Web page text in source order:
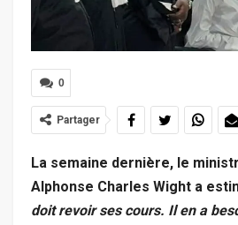
0
Partager
La semaine dernière, le
Alphonse Charles Wight a
doit revoir ses cours. Il en a